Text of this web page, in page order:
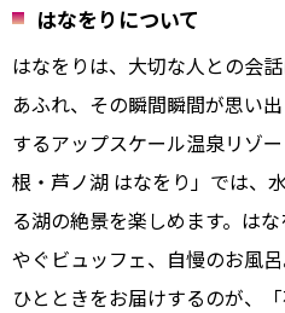
はなをりについて
はなをりは、大切な人との会
あふれ、その瞬間瞬間が思い
するアップスケール温泉リゾ
根・芦ノ湖 はなをり」では、
る湖の絶景を楽しめます。は
やぐビュッフェ、自慢のお風
ひとときをお届けするのが、「